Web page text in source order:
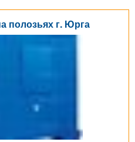
полозьях г. Юрга